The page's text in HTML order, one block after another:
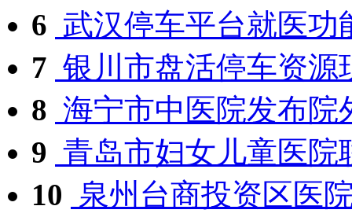
6 武汉停车平台就医功
7 银川市盘活停车资源
8 海宁市中医院发布院
9 青岛市妇女儿童医院
10 泉州台商投资区医